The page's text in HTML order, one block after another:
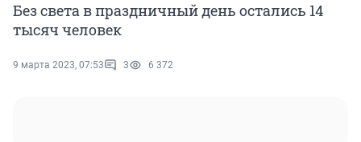
Без света в праздничный день остались 14
тысяч человек
9 марта 2023, 07:53 3 6 372